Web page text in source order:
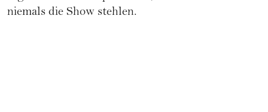
niemals die Show stehlen.